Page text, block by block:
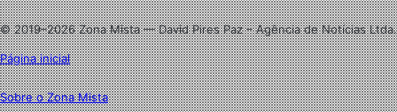
Instagram
© 2019–2026 Zona Mista — David Pires Paz – Agência de Notícias Ltda.
Página inicial
Sobre o Zona Mista